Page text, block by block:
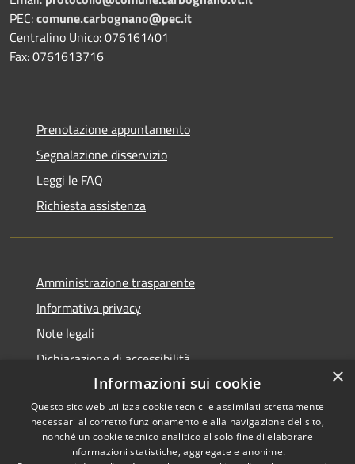
PEC:comune.carbognano@pec.it
Centralino Unico: 076161401
Fax: 0761613716
Prenotazione appuntamento
Segnalazione disservizio
Leggi le FAQ
Richiesta assistenza
Amministrazione trasparente
Informativa privacy
Note legali
Dichiarazione di accessibilità
Accessibilità
Copyright © 2026 • Comune di
Carbognano • Powered by
×
Informazioni sui cookie
Questo sito web utilizza cookie tecnici e assimilati strettamente
necessari al corretto funzionamento e alla navigazione del sito,
nonché un cookie tecnico analitico al solo fine di elaborare
informazioni statistiche, aggregate e anonime.